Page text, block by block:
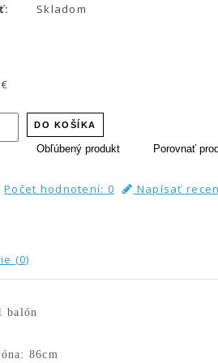
Skladom
DO KOŠÍKA
Obľúbený produkt Porovnať
Počet hodnotení: 0 Napísať
(0)
balón
86cm